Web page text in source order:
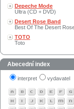
Depeche Mode
Ultra (CD + DVD)
Desert Rose Band
Best Of The Desert
TOTO
Toto
Abecední index
interpret vydavatel